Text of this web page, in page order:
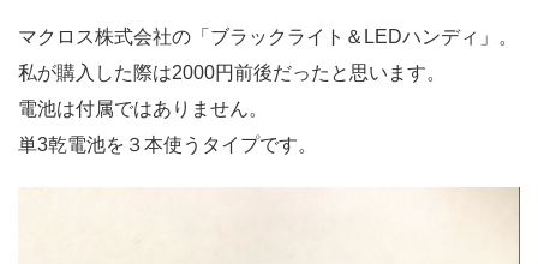
マクロス株式会社の「ブラックライト＆LEDハンディ」。
私が購入した際は2000円前後だったと思います。
電池は付属ではありません。
単3乾電池を３本使うタイプです。